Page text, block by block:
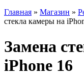
Главная » Магазин »
стекла камеры на
Замена
iPhone 16